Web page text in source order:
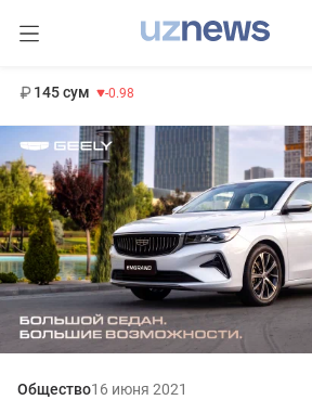
145 сум -0.98
Общество16 июня 2021